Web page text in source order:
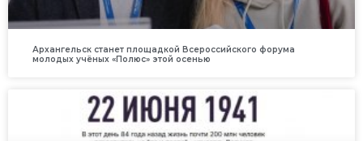
Архангельск станет площадкой Всероссийского форума
молодых учёных «Полюс» этой осенью